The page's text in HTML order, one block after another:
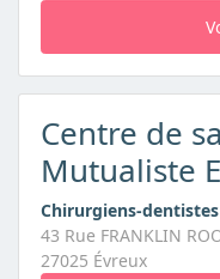
Centre de
Mutualiste
Chirurgiens-dentistes
43 Rue FRANKLIN
27025 Évreux